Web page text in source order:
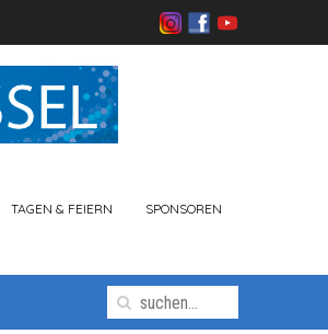
TAGEN & FEIERN SPONSOREN